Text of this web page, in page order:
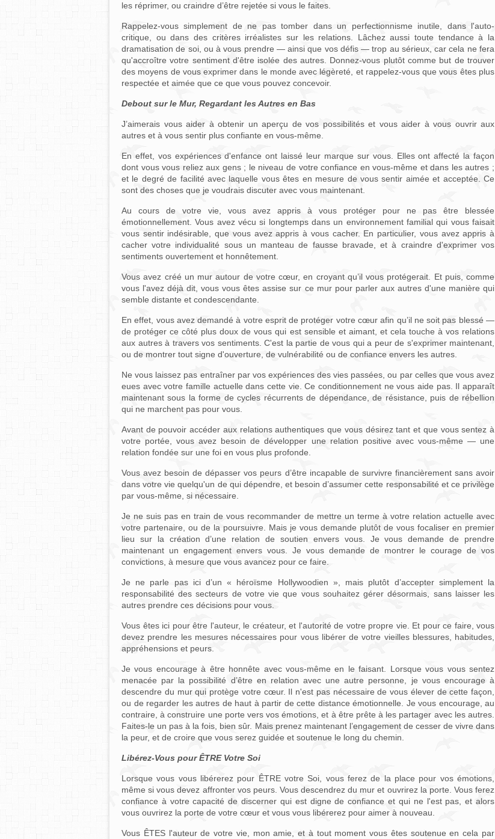
les réprimer, ou craindre d’être rejetée si vous le faites.
Rappelez-vous simplement de ne pas tomber dans un perfectionnisme inutile, dans l'auto-
critique, ou dans des critères irréalistes sur les relations. Lâchez aussi toute tendance à la
dramatisation de soi, ou à vous prendre — ainsi que vos défis — trop au sérieux, car cela ne fera
qu'accroître votre sentiment d'être isolée des autres. Donnez-vous plutôt comme but de trouver
des moyens de vous exprimer dans le monde avec légèreté, et rappelez-vous que vous êtes plus
respectée et aimée que ce que vous pouvez concevoir.
Debout sur le Mur, Regardant les Autres en Bas
J’aimerais vous aider à obtenir un aperçu de vos possibilités et vous aider à vous ouvrir aux
autres et à vous sentir plus confiante en vous-même.
En effet, vos expériences d'enfance ont laissé leur marque sur vous. Elles ont affecté la façon
dont vous vous reliez aux gens ; le niveau de votre confiance en vous-même et dans les autres ;
et le degré de facilité avec laquelle vous êtes en mesure de vous sentir aimée et acceptée. Ce
sont des choses que je voudrais discuter avec vous maintenant.
Au cours de votre vie, vous avez appris à vous protéger pour ne pas être blessée
émotionnellement. Vous avez vécu si longtemps dans un environnement familial qui vous faisait
vous sentir indésirable, que vous avez appris à vous cacher. En particulier, vous avez appris à
cacher votre individualité sous un manteau de fausse bravade, et à craindre d'exprimer vos
sentiments ouvertement et honnêtement.
Vous avez créé un mur autour de votre cœur, en croyant qu’il vous protégerait. Et puis, comme
vous l'avez déjà dit, vous vous êtes assise sur ce mur pour parler aux autres d'une manière qui
semble distante et condescendante.
En effet, vous avez demandé à votre esprit de protéger votre cœur afin qu’il ne soit pas blessé —
de protéger ce côté plus doux de vous qui est sensible et aimant, et cela touche à vos relations
aux autres à travers vos sentiments. C'est la partie de vous qui a peur de s'exprimer maintenant,
ou de montrer tout signe d'ouverture, de vulnérabilité ou de confiance envers les autres.
Ne vous laissez pas entraîner par vos expériences des vies passées, ou par celles que vous avez
eues avec votre famille actuelle dans cette vie. Ce conditionnement ne vous aide pas. Il apparaît
maintenant sous la forme de cycles récurrents de dépendance, de résistance, puis de rébellion
qui ne marchent pas pour vous.
Avant de pouvoir accéder aux relations authentiques que vous désirez tant et que vous sentez à
votre portée, vous avez besoin de développer une relation positive avec vous-même — une
relation fondée sur une foi en vous plus profonde.
Vous avez besoin de dépasser vos peurs d’être incapable de survivre financièrement sans avoir
dans votre vie quelqu'un de qui dépendre, et besoin d’assumer cette responsabilité et ce privilège
par vous-même, si nécessaire.
Je ne suis pas en train de vous recommander de mettre un terme à votre relation actuelle avec
votre partenaire, ou de la poursuivre. Mais je vous demande plutôt de vous focaliser en premier
lieu sur la création d’une relation de soutien envers vous. Je vous demande de prendre
maintenant un engagement envers vous. Je vous demande de montrer le courage de vos
convictions, à mesure que vous avancez pour ce faire.
Je ne parle pas ici d’un « héroïsme Hollywoodien », mais plutôt d’accepter simplement la
responsabilité des secteurs de votre vie que vous souhaitez gérer désormais, sans laisser les
autres prendre ces décisions pour vous.
Vous êtes ici pour être l'auteur, le créateur, et l'autorité de votre propre vie. Et pour ce faire, vous
devez prendre les mesures nécessaires pour vous libérer de votre vieilles blessures, habitudes,
appréhensions et peurs.
Je vous encourage à être honnête avec vous-même en le faisant. Lorsque vous vous sentez
menacée par la possibilité d’être en relation avec une autre personne, je vous encourage à
descendre du mur qui protège votre cœur. Il n'est pas nécessaire de vous élever de cette façon,
ou de regarder les autres de haut à partir de cette distance émotionnelle. Je vous encourage, au
contraire, à construire une porte vers vos émotions, et à être prête à les partager avec les autres.
Faites-le un pas à la fois, bien sûr. Mais prenez maintenant l’engagement de cesser de vivre dans
la peur, et de croire que vous serez guidée et soutenue le long du chemin.
Libérez-Vous pour ÊTRE Votre Soi
Lorsque vous vous libérerez pour ÊTRE votre Soi, vous ferez de la place pour vos émotions,
même si vous devez affronter vos peurs. Vous descendrez du mur et ouvrirez la porte. Vous ferez
confiance à votre capacité de discerner qui est digne de confiance et qui ne l'est pas, et alors
vous ouvrirez la porte de votre cœur et vous vous libérerez pour aimer à nouveau.
Vous ÊTES l'auteur de votre vie, mon amie, et à tout moment vous êtes soutenue en cela par